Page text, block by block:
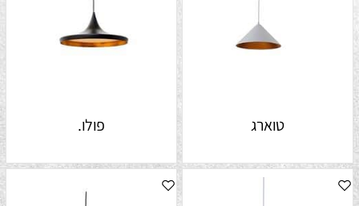
טוארג פולו.